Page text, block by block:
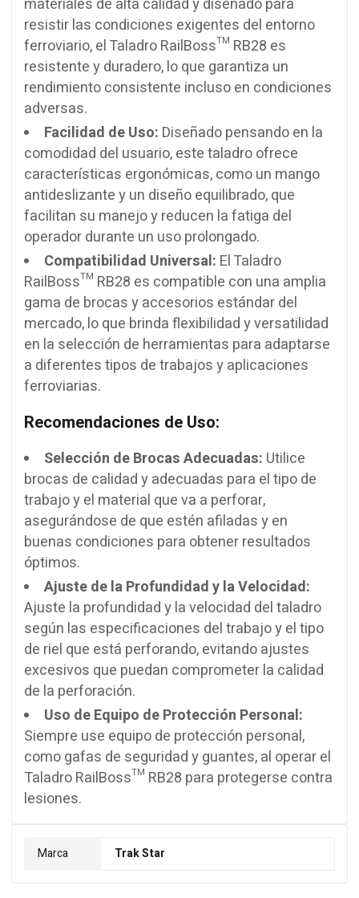
materiales de alta calidad y diseñado para
resistir las condiciones exigentes del entorno
ferroviario, el Taladro RailBoss™ RB28 es
resistente y duradero, lo que garantiza un
rendimiento consistente incluso en condiciones
adversas.
Facilidad de Uso: Diseñado pensando en la
comodidad del usuario, este taladro ofrece
características ergonómicas, como un mango
antideslizante y un diseño equilibrado, que
facilitan su manejo y reducen la fatiga del
operador durante un uso prolongado.
Compatibilidad Universal: El Taladro
RailBoss™ RB28 es compatible con una amplia
gama de brocas y accesorios estándar del
mercado, lo que brinda flexibilidad y versatilidad
en la selección de herramientas para adaptarse
a diferentes tipos de trabajos y aplicaciones
ferroviarias.
Recomendaciones de Uso:
Selección de Brocas Adecuadas: Utilice
brocas de calidad y adecuadas para el tipo de
trabajo y el material que va a perforar,
asegurándose de que estén afiladas y en
buenas condiciones para obtener resultados
óptimos.
Ajuste de la Profundidad y la Velocidad:
Ajuste la profundidad y la velocidad del taladro
según las especificaciones del trabajo y el tipo
de riel que está perforando, evitando ajustes
excesivos que puedan comprometer la calidad
de la perforación.
Uso de Equipo de Protección Personal:
Siempre use equipo de protección personal,
como gafas de seguridad y guantes, al operar el
Taladro RailBoss™ RB28 para protegerse contra
lesiones.
Marca Trak Star